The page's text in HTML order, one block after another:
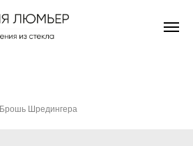
Брошь Шредингера